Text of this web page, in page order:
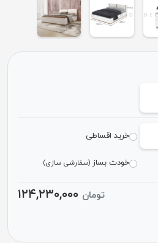
خرید اقساطی
خودت بساز(سفارشی سازی)
تومان ۱۲۴,۲۳۰,۰۰۰